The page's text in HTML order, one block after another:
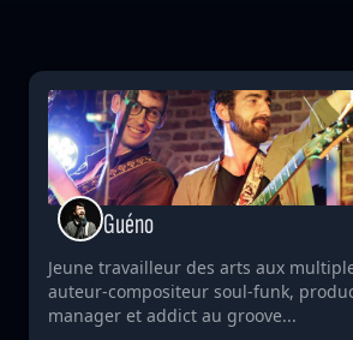
Guéno
Jeune travailleur des arts aux
auteur-compositeur soul-funk,
manager et addict au groove...